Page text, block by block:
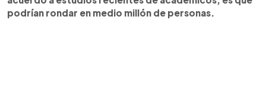
podrían rondar en medio millón de personas.